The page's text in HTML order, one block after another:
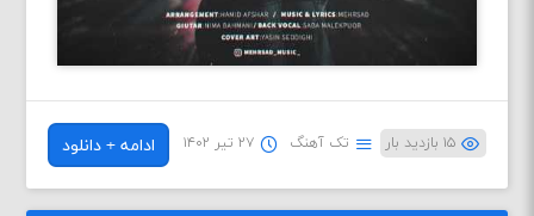
۱۵ بازدید بار تک آهنگ ۲۷ تیر ۱۴۰۲ ادامه + دانلود